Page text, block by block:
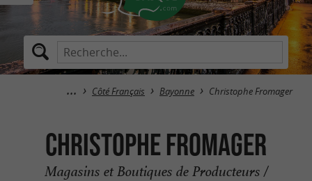
Côté Français Bayonne Christophe Fromager
Christophe Fromager
Magasins et Boutiques de Producteurs /